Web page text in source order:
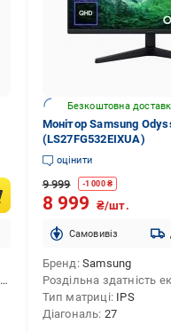
Безкоштовна
Монітор Samsung
(LS27FG532EIXUA)
оцінити
9 999 -1 000₴
8 999 ₴/шт.
Cамовивіз
Бренд Samsung
Роздільна здатність
Тип матриці IPS
Діагональ 27